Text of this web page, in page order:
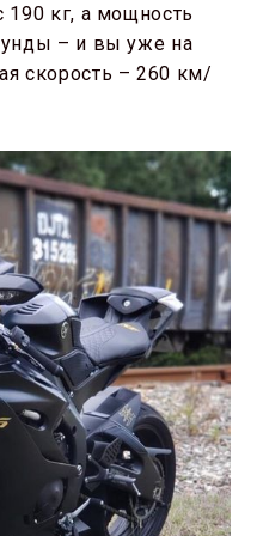
190 кг, а мощность
– и вы уже на
скорость – 260 км/